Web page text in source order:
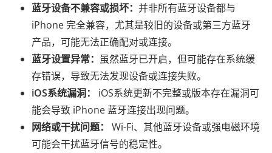
蓝牙设备不兼容或损坏： 并非所有蓝牙设备都与
iPhone 完全兼容，尤其是较旧的设备或第三方蓝牙
产品，可能无法正确配对或连接。
蓝牙设置异常： 虽然蓝牙已开启，但可能存在系统缓
存错误，导致无法发现设备或连接失败。
iOS系统漏洞：
iOS系统更新不完整或版本存在漏洞可
能会导致 iPhone 蓝牙连接出现问题。
网络或干扰问题：
Wi-Fi、其他蓝牙设备或强电磁环境
可能会干扰蓝牙信号的稳定性。